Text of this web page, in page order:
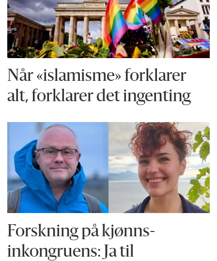
Når «islamisme» forklarer
alt, forklarer det ingenting
Forskning på kjønns­
inkongruens: Ja til